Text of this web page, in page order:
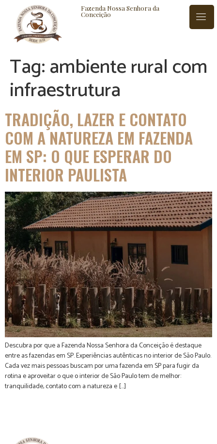
Fazenda Nossa Senhora da
Conceição
BLOG CONTATO
Tag:ambiente rural com
infraestrutura
TRADIÇÃO, LAZER E CONTATO
COM A NATUREZA EM FAZENDA
EM SP: O QUE ESPERAR DO
INTERIOR PAULISTA
Descubra por que a Fazenda Nossa Senhora da Conceição é destaque
entre as fazendas em SP. Experiências autênticas no interior de São Paulo.
Cada vez mais pessoas buscam por uma fazenda em SP para fugir da
rotina e aproveitar o que o interior de São Paulo tem de melhor:
tranquilidade, contato com a natureza e […]